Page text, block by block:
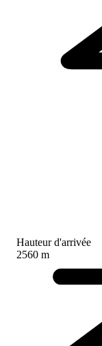
Hauteur d'arrivée
2560 m